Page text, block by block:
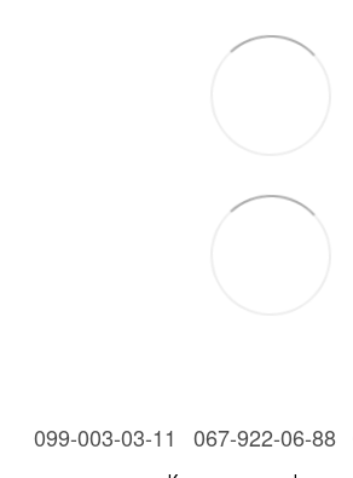
099-003-03-11 067-922-06-88